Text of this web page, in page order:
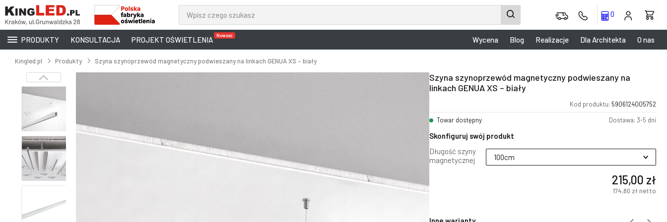
0
PRODUKTY KONSULTACJA PROJEKT OŚWIETLENIA Nowość Wycena Blog Realizacje Dla Architekta O nas
Kingled.pl Produkty Szyna szynoprzewód magnetyczny podwieszany na linkach GENUA XS – biały
Szyna szynoprzewód magnetyczny podwieszany na
linkach GENUA XS – biały
Kod produktu: 5906124005752
Towar dostępny
Dostawa: 3-5 dni
Skonfiguruj swój produkt
Długość szyny
magnetycznej
215,00 zł
174,80 złnetto